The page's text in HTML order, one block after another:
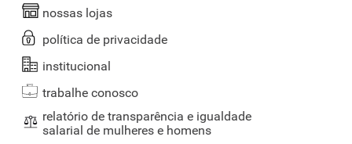
nossas lojas
política de privacidade
institucional
trabalhe conosco
relatório de transparência e igualdade
salarial de mulheres e homens